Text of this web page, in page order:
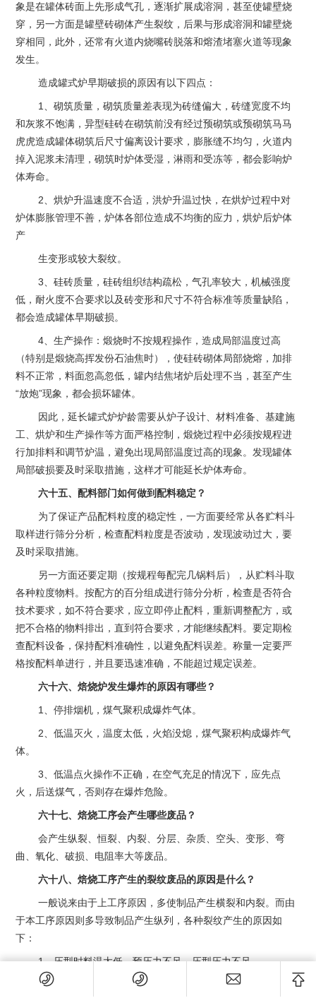
象是在罐体砖面上先形成气孔，逐渐扩展成溶洞，甚至使罐壁烧
穿，另一方面是罐壁砖砌体产生裂纹，后果与形成溶洞和罐壁烧
穿相同，此外，还常有火道内烧嘴砖脱落和熔渣堵塞火道等现象
发生。
造成罐式炉早期破损的原因有以下四点：
1、砌筑质量，砌筑质量差表现为砖缝偏大，砖缝宽度不均
和灰浆不饱满，异型硅砖在砌筑前没有经过预砌筑或预砌筑马马
虎虎造成罐体砌筑后尺寸偏离设计要求，膨胀缝不均匀，火道内
掉入泥浆未清理，砌筑时炉体受湿，淋雨和受冻等，都会影响炉
体寿命。
2、烘炉升温速度不合适，洪炉升温过快，在烘炉过程中对
炉体膨胀管理不善，炉体各部位造成不均衡的应力，烘炉后炉体
产
生变形或较大裂纹。
3、硅砖质量，硅砖组织结构疏松，气孔率较大，机械强度
低，耐火度不合要求以及砖变形和尺寸不符合标准等质量缺陷，
都会造成罐体早期破损。
4、生产操作：煅烧时不按规程操作，造成局部温度过高
（特别是煅烧高挥发份石油焦时），使硅砖砌体局部烧熔，加排
料不正常，料面忽高忽低，罐内结焦堵炉后处理不当，甚至产生
“放炮”现象，都会损坏罐体。
因此，延长罐式炉炉龄需要从炉子设计、材料准备、基建施
工、烘炉和生产操作等方面严格控制，煅烧过程中必须按规程进
行加排料和调节炉温，避免出现局部温度过高的现象。发现罐体
局部破损要及时采取措施，这样才可能延长炉体寿命。
六十五、配料部门如何做到配料稳定？
为了保证产品配料粒度的稳定性，一方面要经常从各贮料斗
取样进行筛分分析，检查配料粒度是否波动，发现波动过大，要
及时采取措施。
另一方面还要定期（按规程每配完几锅料后），从贮料斗取
各种粒度物料。按配方的百分组成进行筛分分析，检查是否符合
技术要求，如不符合要求，应立即停止配料，重新调整配方，或
把不合格的物料排出，直到符合要求，才能继续配料。要定期检
查配料设备，保持配料准确性，以避免配料误差。称量一定要严
格按配料单进行，并且要迅速准确，不能超过规定误差。
六十六、焙烧炉发生爆炸的原因有哪些？
1、停排烟机，煤气聚积成爆炸气体。
2、低温灭火，温度太低，火焰没熄，煤气聚积构成爆炸气
体。
3、低温点火操作不正确，在空气充足的情况下，应先点
火，后送煤气，否则存在爆炸危险。
六十七、焙烧工序会产生哪些废品？
会产生纵裂、恒裂、内裂、分层、杂质、空头、变形、弯
曲、氧化、破损、电阻率大等废品。
六十八、焙烧工序产生的裂纹废品的原因是什么？
一般说来由于上工序原因，多使制品产生横裂和内裂。而由
于本工序原因则多导致制品产生纵列，各种裂纹产生的原因如
下：
1、压型时料温太低，预压力不足，压型压力不足。
2、压型返程时将糊料拉断，压后虽然表面光滑，但内部结